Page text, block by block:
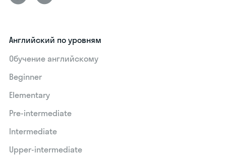
Английский по уровням
Обучение английскому
Beginner
Elementary
Pre-intermediate
Intermediate
Upper-intermediate